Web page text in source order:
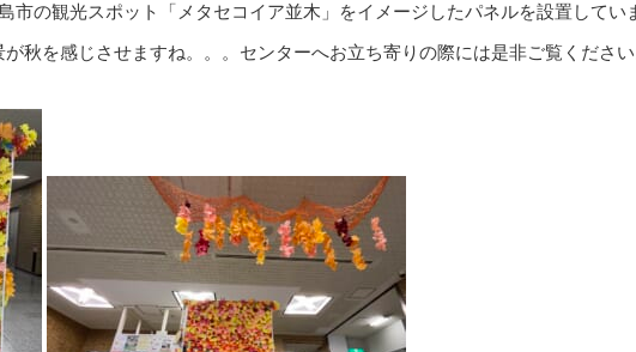
市の観光スポット「メタセコイア並木」をイメージしたパネルを設置してい
秋を感じさせますね。。。センターへお立ち寄りの際には是非ご覧ください